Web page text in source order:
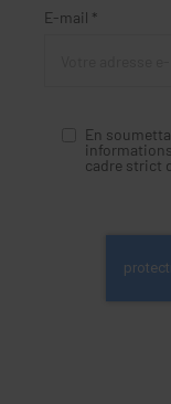
E-mail *
En
cadre strict